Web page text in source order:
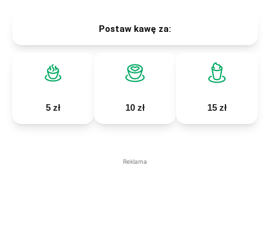
Postaw kawę za:
5 zł 10 zł 15 zł
Reklama